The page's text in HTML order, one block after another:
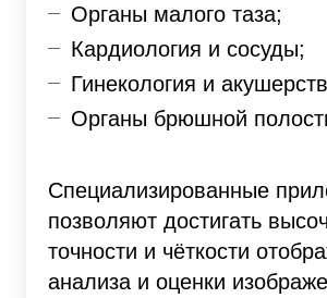
Органы малого таза;
Кардиология и сосуды;
Гинекология и
Органы брюшной
Специализированные
позволяют достигать
точности и чёткости
анализа и оценки